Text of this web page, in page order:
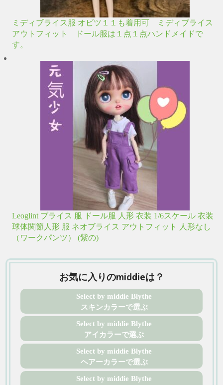
ミディブライス服 オビツ１１も着用可 ミディブライス
アウトフィット ドール服は１点１点ハンドメイドで
す。
Leoglint ブライス 服 ドール服 人形 衣装 1/6スケール 衣装
球体関節人形 服 ネオブライス アウトフィット 人形なし
（ワークパンツ） (紫の)
お気に入りのmiddieは？
Select by middie Blythe
スキンカラーで選ぶ
Select by middie Blythe
アイカラーで選ぶ
Select by middie Blythe
ヘアーカラーで選ぶ
Select by middie Blythe